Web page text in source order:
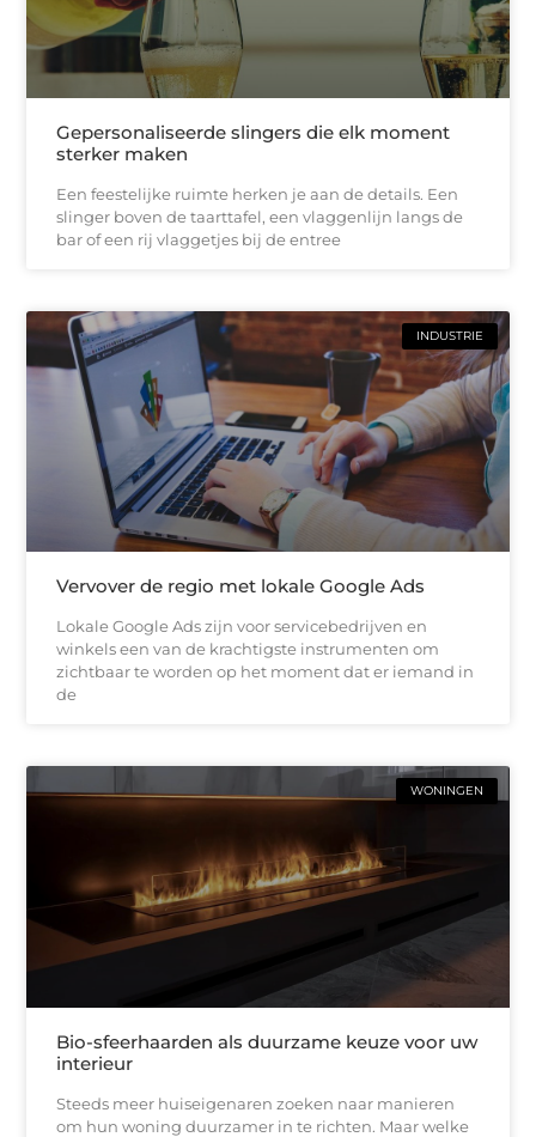
Gepersonaliseerde slingers die elk moment
sterker maken
Een feestelijke ruimte herken je aan de details. Een
slinger boven de taarttafel, een vlaggenlijn langs de
bar of een rij vlaggetjes bij de entree
INDUSTRIE
Vervover de regio met lokale Google Ads
Lokale Google Ads zijn voor servicebedrijven en
winkels een van de krachtigste instrumenten om
zichtbaar te worden op het moment dat er iemand in
de
WONINGEN
Bio-sfeerhaarden als duurzame keuze voor uw
interieur
Steeds meer huiseigenaren zoeken naar manieren
om hun woning duurzamer in te richten. Maar welke